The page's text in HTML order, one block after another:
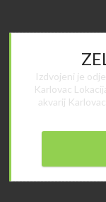
Izdvojeni je
Karlovac
akvarij